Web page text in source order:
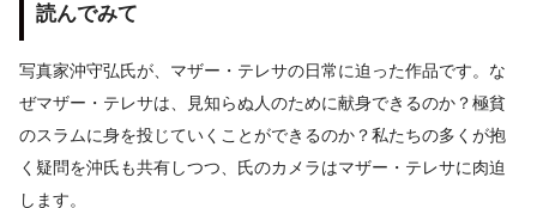
読んでみて
写真家沖守弘氏が、マザー・テレサの日常に迫った作品です。な
ぜマザー・テレサは、見知らぬ人のために献身できるのか？極貧
のスラムに身を投じていくことができるのか？私たちの多くが抱
く疑問を沖氏も共有しつつ、氏のカメラはマザー・テレサに肉迫
します。